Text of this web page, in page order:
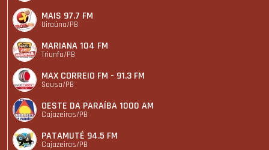
MAIS 97.7 FM
Uiraúna/PB
MARIANA 104 FM
Triunfo/PB
MAX CORREIO FM - 91.3 FM
Sousa/PB
OESTE DA PARAÍBA 1000 AM
Cajazeiras/PB
PATAMUTÉ 94.5 FM
Cajazeiras/PB